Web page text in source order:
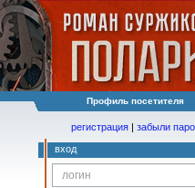
Профиль посетителя
регистрация | забыли
вход